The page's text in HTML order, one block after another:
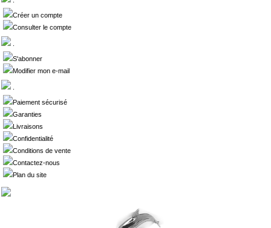
Créer un compte
Consulter le compte
S'abonner
Modifier mon e-mail
Paiement sécurisé
Garanties
Livraisons
Confidentialité
Conditions de vente
Contactez-nous
Plan du site